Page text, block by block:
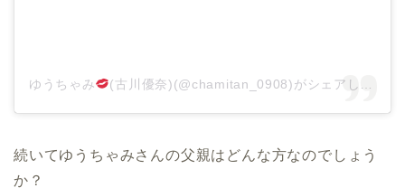
ゆうちゃみ (古川優奈)(@chamitan_0908)がシェアした投稿
続いてゆうちゃみさんの父親はどんな方なのでしょう
か？